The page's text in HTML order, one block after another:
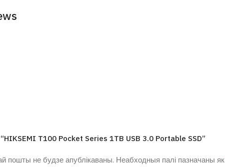
T100 Pocket Series 1TB USB 3.0 Portable SSD”
пошты не будзе апублікаваны. Неабходныя палі пазначаны як